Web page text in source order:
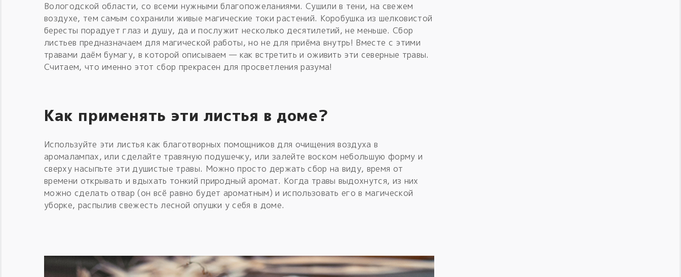
Вологодской области, со всеми нужными благопожеланиями. Сушили в тени, на свежем
воздухе, тем самым сохранили живые магические токи растений. Коробушка из шелковистой
бересты порадует глаз и душу, да и послужит несколько десятилетий, не меньше. Сбор
листьев предназначаем для магической работы, но не для приёма внутрь! Вместе с этими
травами даём бумагу, в которой описываем — как встретить и оживить эти северные травы.
Считаем, что именно этот сбор прекрасен для просветления разума!
Как применять эти листья в доме?
Используйте эти листья как благотворных помощников для очищения воздуха в
аромалампах, или сделайте травяную подушечку, или залейте воском небольшую форму и
сверху насыпьте эти душистые травы. Можно просто держать сбор на виду, время от
времени открывать и вдыхать тонкий природный аромат. Когда травы выдохнутся, из них
можно сделать отвар (он всё равно будет ароматным) и использовать его в магической
уборке, распылив свежесть лесной опушки у себя в доме.